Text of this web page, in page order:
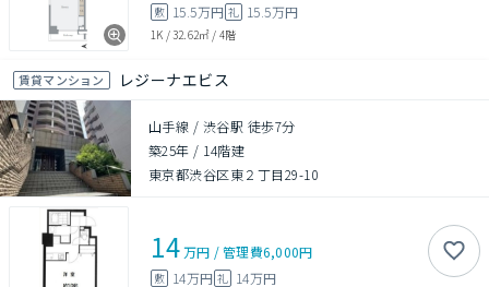
敷 15.5万円 礼 15.5万円
1K /32.62㎡ / 4階
賃貸マンション レジーナエビス
山手線 / 渋谷駅 徒歩7分
築25年 / 14階建
東京都渋谷区東２丁目29-10
14万円 /管理費6,000円
敷 14万円 礼 14万円